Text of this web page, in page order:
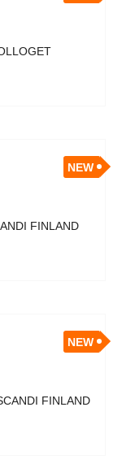
NEW
FINLAND
NEW
FINLAND